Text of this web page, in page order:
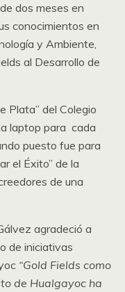
dos meses en
conocimientos en
y Ambiente,
al Desarrollo de
Plata” del Colegio
laptop para cada
puesto fue para
el Éxito” de la
de una
agradeció a
de iniciativas
“Gold Fields como
de Hualgayoc ha